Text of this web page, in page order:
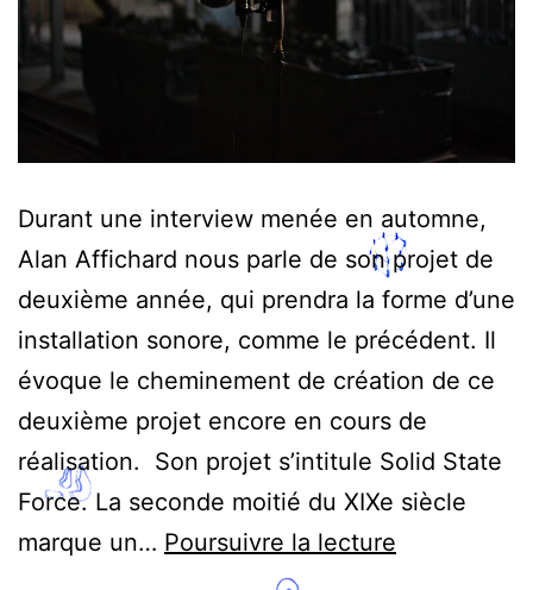
Durant une interview menée en automne,
Alan Affichard nous parle de son projet de
deuxième année, qui prendra la forme d’une
installation sonore, comme le précédent. Il
évoque le cheminement de création de ce
deuxième projet encore en cours de
réalisation. Son projet s’intitule Solid State
Force. La seconde moitié du XIXe siècle
marque un… Poursuivre la lecture